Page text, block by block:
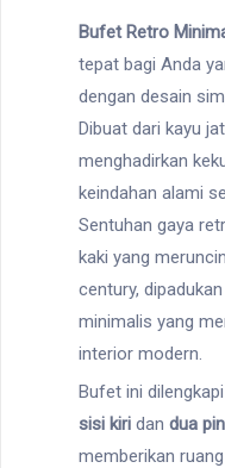
Bufet Retro
tepat bagi Anda
dengan desain
Dibuat dari kayu
menghadirkan
keindahan alami
Sentuhan gaya
kaki yang
century,
minimalis yang
interior modern.
Bufet ini
sisi kiri dan dua
memberikan